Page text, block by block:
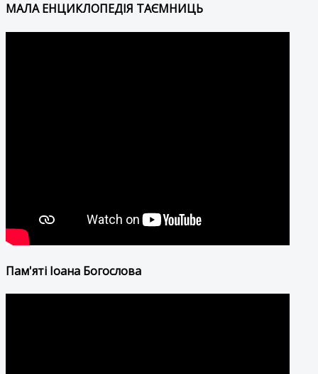
МАЛА ЕНЦИКЛОПЕДІЯ ТАЄМНИЦЬ
Пам'яті Іоана Богослова